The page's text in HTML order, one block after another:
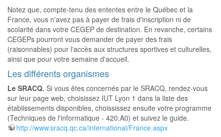
Notez que, compte-tenu des ententes entre le Québec et la
France, vous n'avez pas à payer de frais d'inscription ni de
scolarité dans votre CEGEP de destination. En revanche, certains
CEGEPs pourront vous demander de payer des frais
(raisonnables) pour l'accès aux structures sportives et culturelles,
ainsi que pour votre semaine d'accueil.
Les différents organismes
Le SRACQ. Si vous êtes concernés par le SRACQ, rendez-vous
sur leur page web, choisissez IUT Lyon 1 dans la liste des
établissements disponibles, choississez ensuite votre programme
(Techniques de l'informatique - 420.A0) et suivez le guide.
http://www.sracq.qc.ca/international/France.aspx